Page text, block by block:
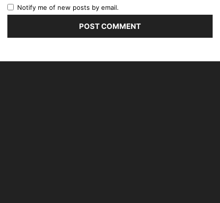
Notify me of new posts by email.